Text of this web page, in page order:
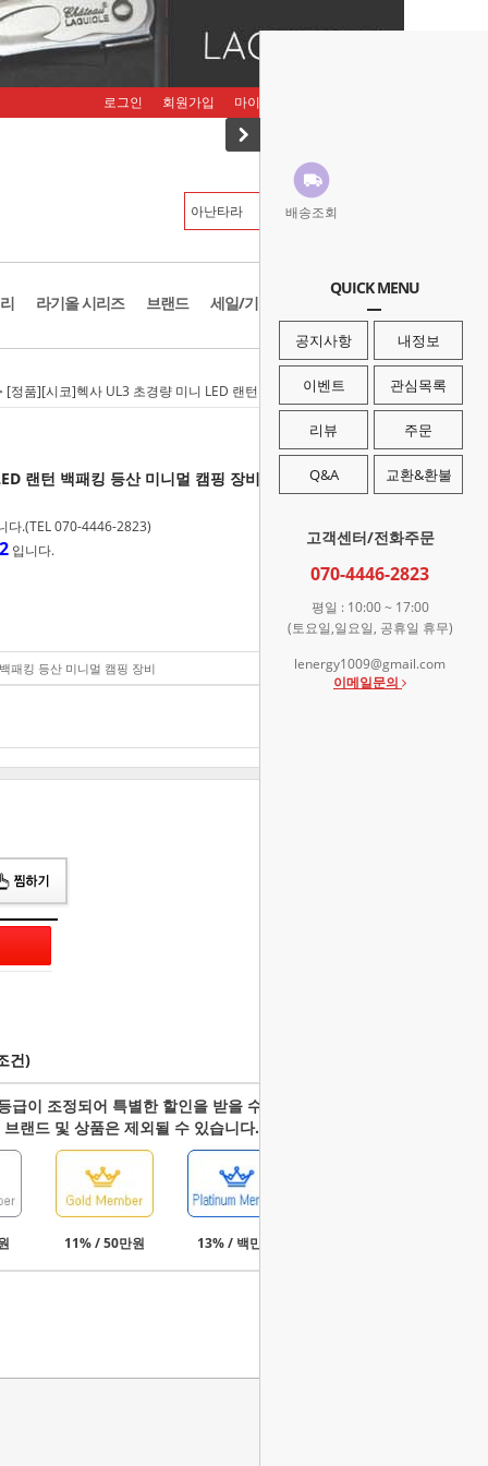
배송조회
QUICK MENU
공지사항 내정보
이벤트 관심목록
리뷰 주문
Q&A 교환&환불
고객센터/전화주문
070-4446-2823
평일 : 10:00 ~ 17:00
(토요일,일요일, 공휴일 휴무)
lenergy1009@gmail.com
이메일문의
로그인 회원가입 마이페이지
라기올 시리즈 브랜드 세일/기획존
[정품][시코]헥사 UL3 초경량 미니 LED 랜턴 백패킹 등산 미니멀 캠핑 장비
랜턴 백패킹 등산 미니멀 캠핑 장비
다.(TEL 070-4446-2823)
입니다.
패킹 등산 미니멀 캠핑 장비 69,000원
건)
급이 조정되어 특별한 할인을 받을 수 있습니다.
랜드 및 상품은 제외될 수 있습니다.
11% / 50만원 13% / 백만원